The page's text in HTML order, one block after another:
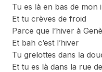
Tu es là en bas de mon
Et tu crèves de froid
Parce que l’hiver à
Et bah c’est l’hiver
Tu grelottes dans la
Et tu es là dans la rue